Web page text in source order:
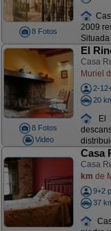
8 Fotos
2009
8 Fotos
Video
El
Casa
Muriel
2-
20
El
Casa
Casa
km de
9+2
37